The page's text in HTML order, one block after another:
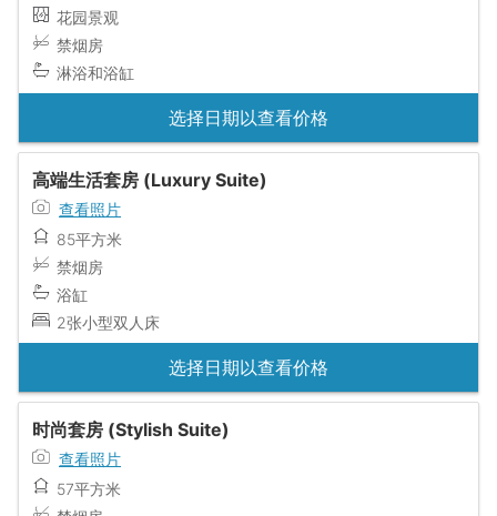
花园景观
禁烟房
淋浴和浴缸
选择日期以查看价格
高端生活套房 (Luxury Suite)
查看照片
85平方米
禁烟房
浴缸
2张小型双人床
选择日期以查看价格
时尚套房 (Stylish Suite)
查看照片
57平方米